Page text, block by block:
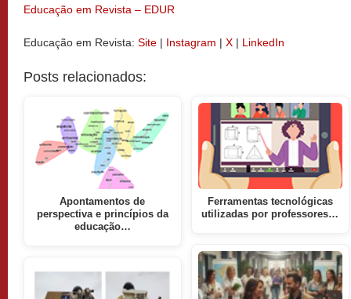
Educação em Revista – EDUR
Educação em Revista: Site | Instagram | X | LinkedIn
Posts relacionados:
Apontamentos de
perspectiva e princípios da
educação…
Ferramentas tecnológicas
utilizadas por professores…